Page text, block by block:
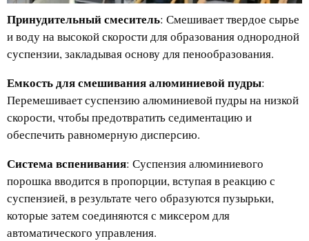
Принудительный смеситель: Смешивает твердое сырье
и воду на высокой скорости для образования однородной
суспензии, закладывая основу для пенообразования.
Емкость для смешивания алюминиевой пудры:
Перемешивает суспензию алюминиевой пудры на низкой
скорости, чтобы предотвратить седиментацию и
обеспечить равномерную дисперсию.
Система вспенивания: Суспензия алюминиевого
порошка вводится в пропорции, вступая в реакцию с
суспензией, в результате чего образуются пузырьки,
которые затем соединяются с миксером для
автоматического управления.